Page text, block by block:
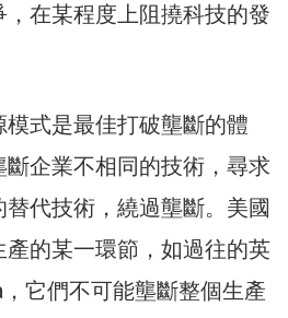
在某程度上阻撓科技的發
式是最佳打破壟斷的體
企業不相同的技術，尋求
代技術，繞過壟斷。美國
的某一環節，如過往的英
它們不可能壟斷整個生產